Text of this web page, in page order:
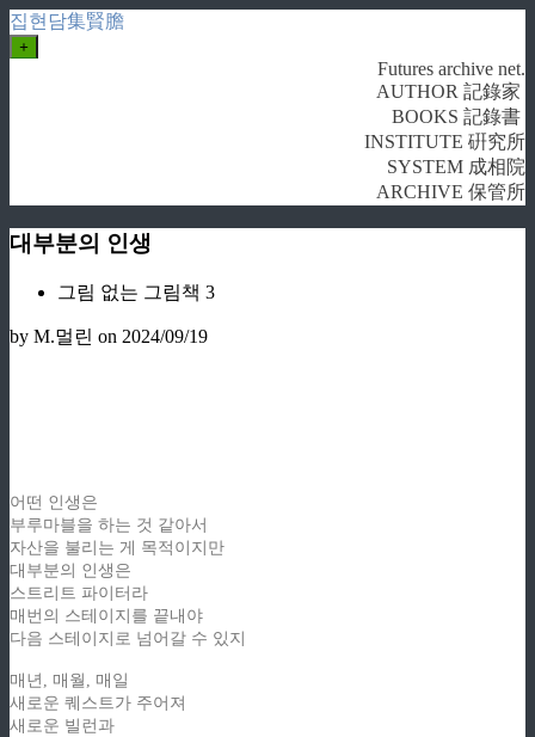
집현담集賢膽
+
Futures archive net.
AUTHOR 記錄家
BOOKS 記錄書
INSTITUTE 硏究所
SYSTEM 成相院
ARCHIVE 保管所
대부분의 인생
그림 없는 그림책 3
by M.멀린 on 2024/09/19
어떤 인생은
부루마블을 하는 것 같아서
자산을 불리는 게 목적이지만
대부분의 인생은
스트리트 파이터라
매번의 스테이지를 끝내야
다음 스테이지로 넘어갈 수 있지
매년, 매월, 매일
새로운 퀘스트가 주어져
새로운 빌런과